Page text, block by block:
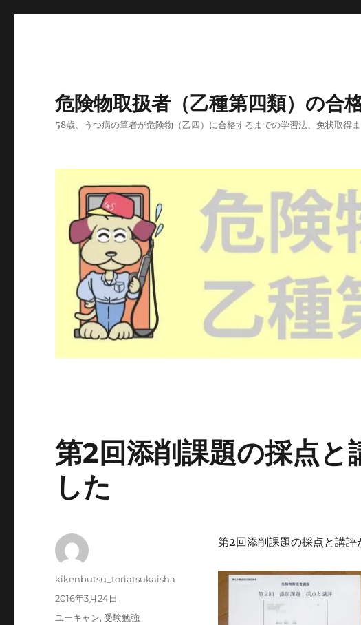
危険物取扱者（乙種第四類）の合
58歳、うつ病の筆者が危険物（乙四）に合格するまでの学習法、免状取得ま
第2回添削課題の採点と
した
第2回添削課題の採点と講評
投
kikenbutsu_toriatsukaisha
投
2016年3月24日
カ
ユーキャン,受験勉強